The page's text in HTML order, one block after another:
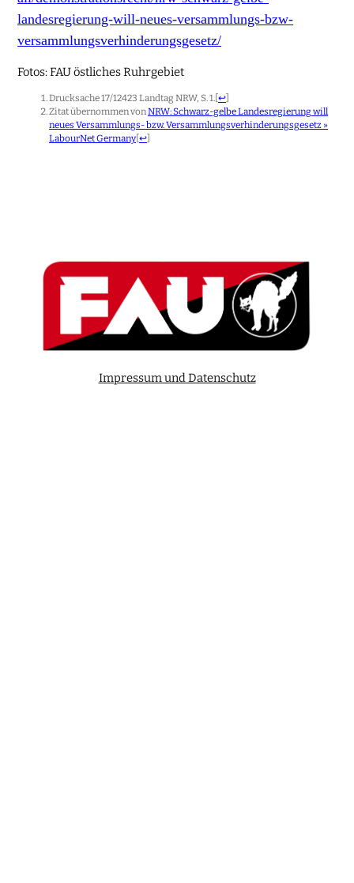
landesregierung-will-neues-versammlungs-bzw-
versammlungsverhinderungsgesetz/
Fotos: FAU östliches Ruhrgebiet
Drucksache 17/12423 Landtag NRW, S. 1. [↩
Zitat übernommen vonNRW: Schwarz-gelbe Landesregierung will
neues Versammlungs- bzw. Versammlungsverhinderungsgesetz »
LabourNet Germany [↩
Impressum und Datenschutz